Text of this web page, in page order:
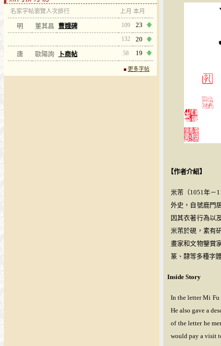
名家字帖瀏覽人次排行 上月 本月
明 董其昌 曹娥碑 109 23
132
20
唐
歐陽詢 卜商帖 58 19
更多字帖
【作者介紹】
米芾（1051年－
外史，自號鹿門
因其衣著行為以
米芾於硯，素有
畫家和文物鑒賞
篆、隸等多種字
Inside Story
In the letter Mi Fu
He also gave a
of the letter he
would pay a visit